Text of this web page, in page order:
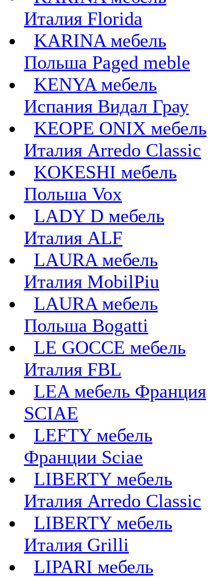
Италия Florida
KARINA мебель
Польша Paged meble
KENYA мебель
Испания Видал Грау
KEOPE ONIX мебель
Италия Arredo Classic
KOKESHI мебель
Польша Vox
LADY D мебель
Италия ALF
LAURA мебель
Италия MobilPiu
LAURA мебель
Польша Bogatti
LE GOCCE мебель
Италия FBL
LEA мебель Франция
SCIAE
LEFTY мебель
Франции Sciae
LIBERTY мебель
Италия Arredo Classic
LIBERTY мебель
Италия Grilli
LIPARI мебель